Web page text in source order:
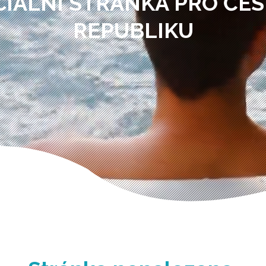
REPUBLIKU